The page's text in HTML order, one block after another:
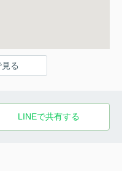
る
LINEで共有する